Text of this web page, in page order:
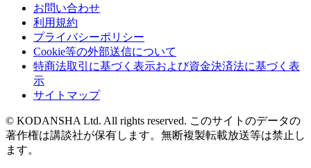
お問い合わせ
利用規約
プライバシーポリシー
Cookie等の外部送信について
特商法取引に基づく表示および資金決済法に基づく表
示
サイトマップ
© KODANSHA Ltd. All rights reserved. このサイトのデータの
著作権は講談社が保有します。無断複製転載放送等は禁止し
ます。